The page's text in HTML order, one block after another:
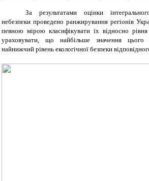
За результатами оцінки
небезпеки проведено ранжирування регіонів
певною мірою класифікувати їх відносно
ураховувати, що найбільше значення цього
найнижчий рівень екологічної безпеки